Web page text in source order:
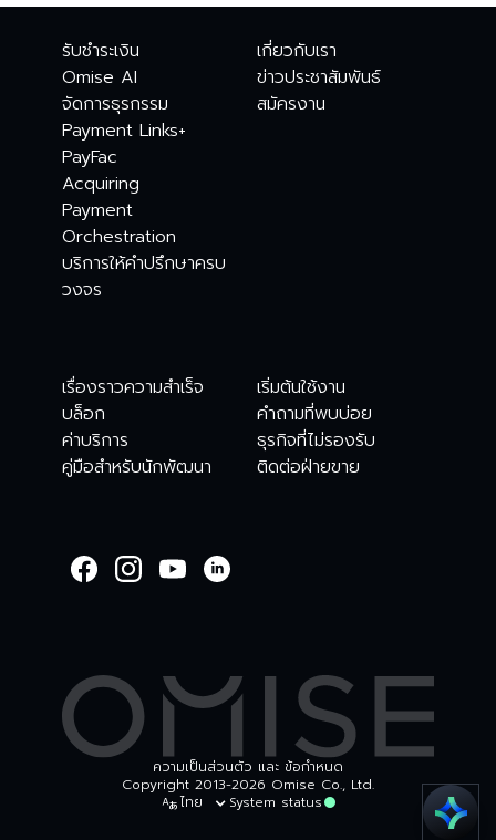
รับชำระเงิน
Omise AI
จัดการธุรกรรม
Payment Links+
PayFac
Acquiring
Payment
Orchestration
บริการให้คำปรึกษาครบ
วงจร
เกี่ยวกับเรา
ข่าวประชาสัมพันธ์
สมัครงาน
เรื่องราวความสำเร็จ
บล็อก
ค่าบริการ
คู่มือสำหรับนักพัฒนา
เริ่มต้นใช้งาน
คำถามที่พบบ่อย
ธุรกิจที่ไม่รองรับ
ติดต่อฝ่ายขาย
ความเป็นส่วนตัว และ ข้อกำหนด
Copyright 2013-2026 Omise Co., Ltd.
ไทย
System status
OMISE SUPPORT.
HOW CAN WE
Chat